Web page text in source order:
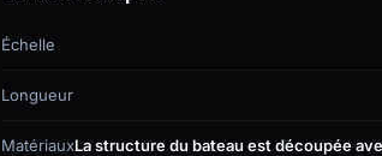
Échelle
Longueur
MatériauxLa structure du bateau est découpée